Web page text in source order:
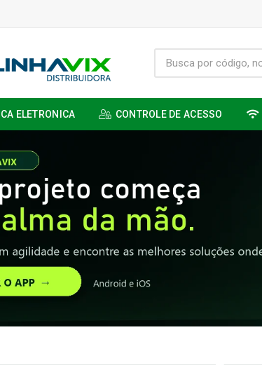
ELETRONICA CONTROLE DE ACESSO